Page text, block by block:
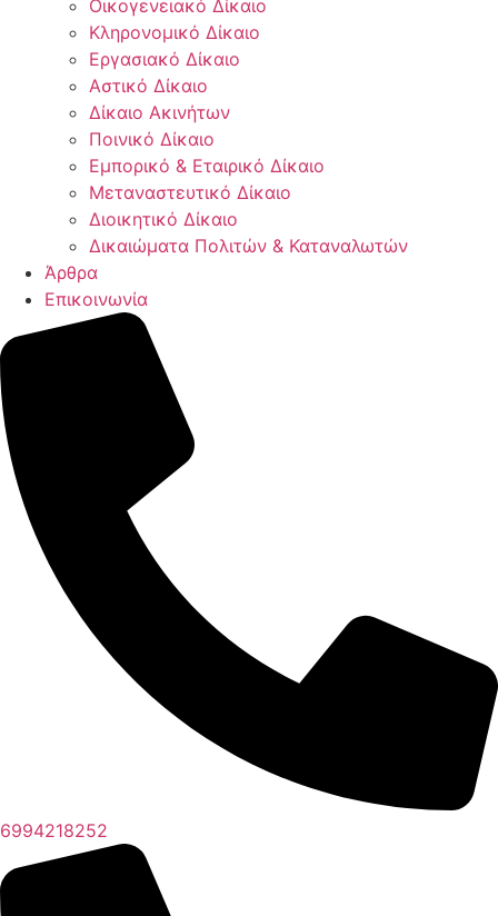
Οικογενειακό Δίκαιο
Κληρονομικό Δίκαιο
Εργασιακό Δίκαιο
Αστικό Δίκαιο
Δίκαιο Ακινήτων
Ποινικό Δίκαιο
Εμπορικό & Εταιρικό Δίκαιο
Μεταναστευτικό Δίκαιο
Διοικητικό Δίκαιο
Δικαιώματα Πολιτών & Καταναλωτών
Άρθρα
Επικοινωνία
6994218252